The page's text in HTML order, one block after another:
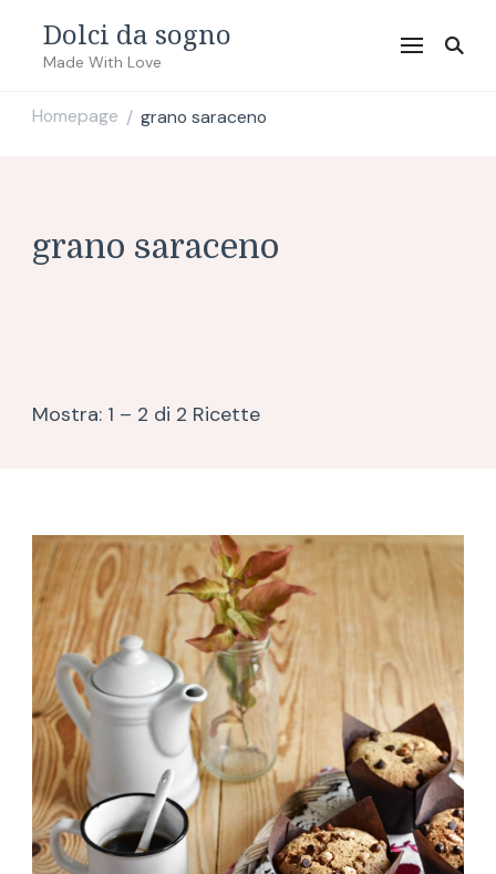
Dolci da sogno
Made With Love
Homepage / grano saraceno
grano saraceno
Mostra: 1 – 2 di 2 Ricette